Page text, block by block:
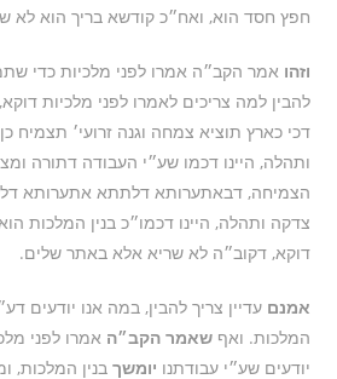
חפץ חסד הוא, ואח״כ קודשא בריך הוא לא
וזהואמר הקב״ה אמרו לפני מלכיות כדי
להבין למה צריכים לאמרו לפני מלכיות
דכי כארץ תוציא צמחה וגנה זרועי׳ תצמיח
ותהלה, היינו דכמו שע״י העבודה דתורה
הצמיחה, דבאתערותא דלתתא אתערותא
צדקה ותהלה, היינו דכמו״כ בנין המלכות
דוקא, דקוב״ה לא שריא אלא באתר שלים.
אמנםעדיין צריך להבין, במה אנו יודעים
המלכות. ואףשאמר הקב״ה אמרו לפני
יודעים שע״י עבודתנו יומשךבנין המלכות,